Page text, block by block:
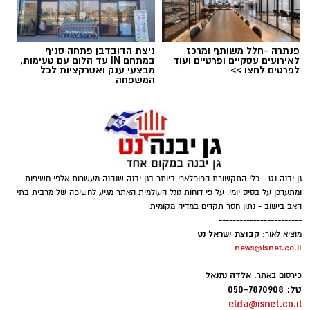
תגים:חרדיים חיילים
פנתרה -חלל משותף ומרכז
לאירועים עסקיים ופרטיים ועוד
לפרטים לחצו >>
ניצת הדובדבן פתחה סניף
במתחם IN עד הלום עם טעימות,
מבצעי ענק ואטרקציות לכל
המשפחה
גן יבנה נט - כלי התקשורת הפופלארי ביותר בגן יבנה שנהנה מעשרות אלפי חשיפות
ומתעדכן על בסיס יומי. על פי דוחות גוגל העולמית האתר מגיע לחשיפה של מרבית בתי
האב בישוב - נתון חסר תקדים במדיה מקומית.
------------------------
מוציא לאור: קבוצת ישראל נט
news@isnet.co.il
------------------------
פירסום באתר: אלדה נתנאל
טל: 050-7870908
elda@isnet.co.il